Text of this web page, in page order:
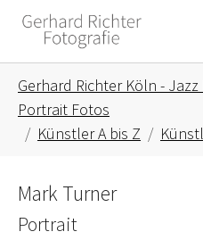
Skip to main content
Skip to page footer
Gerhard Richter Köln -
Portrait Fotos
Künstler A bis Z
Mark Turner
Portrait